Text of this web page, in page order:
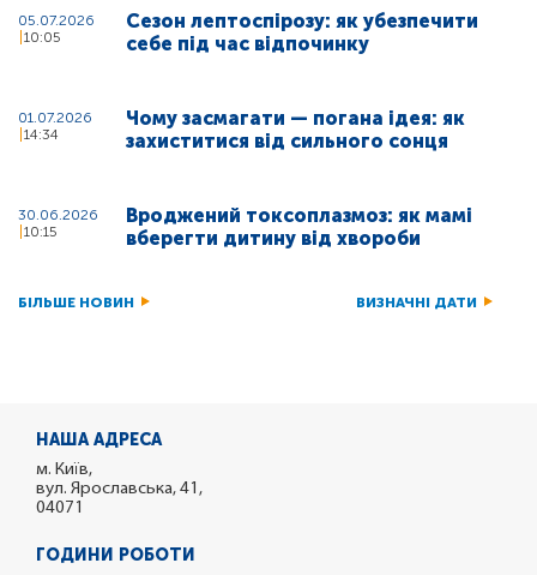
05.07.2026
10:05
Сезон лептоспірозу: як убезпечити
себе під час відпочинку
01.07.2026
14:34
Чому засмагати — погана ідея: як
захиститися від сильного сонця
30.06.2026
10:15
Вроджений токсоплазмоз: як мамі
вберегти дитину від хвороби
БІЛЬШЕ НОВИН ВИЗНАЧНІ ДАТИ
НАША АДРЕСА
м. Київ,
вул. Ярославська, 41,
04071
ГОДИНИ РОБОТИ